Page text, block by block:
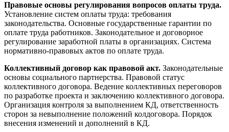
Правовые основы регулирования вопросов оплаты труда.
Установление систем оплаты труда: требования
законодательства. Основные государственные гарантии по
оплате труда работников. Законодательное и договорное
регулирование заработной платы в организациях. Система
нормативно-правовых актов по оплате труда.
Коллективный договор как правовой акт. Законодательные
основы социального партнерства. Правовой статус
коллективного договора. Ведение коллективных переговоров
по разработке проекта и заключению коллективного договора.
Организация контроля за выполнением КД, ответственность
сторон за невыполнение положений колдоговора. Порядок
внесения изменений и дополнений в КД.